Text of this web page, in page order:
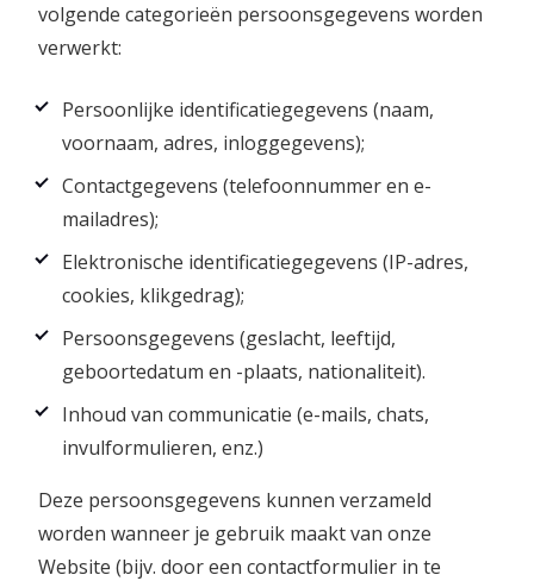
volgende categorieën persoonsgegevens worden
verwerkt:
Persoonlijke identificatiegegevens (naam,
voornaam, adres, inloggegevens);
Contactgegevens (telefoonnummer en e-
mailadres);
Elektronische identificatiegegevens (IP-adres,
cookies, klikgedrag);
Persoonsgegevens (geslacht, leeftijd,
geboortedatum en -plaats, nationaliteit).
Inhoud van communicatie (e-mails, chats,
invulformulieren, enz.)
Deze persoonsgegevens kunnen verzameld
worden wanneer je gebruik maakt van onze
Website (bijv. door een contactformulier in te